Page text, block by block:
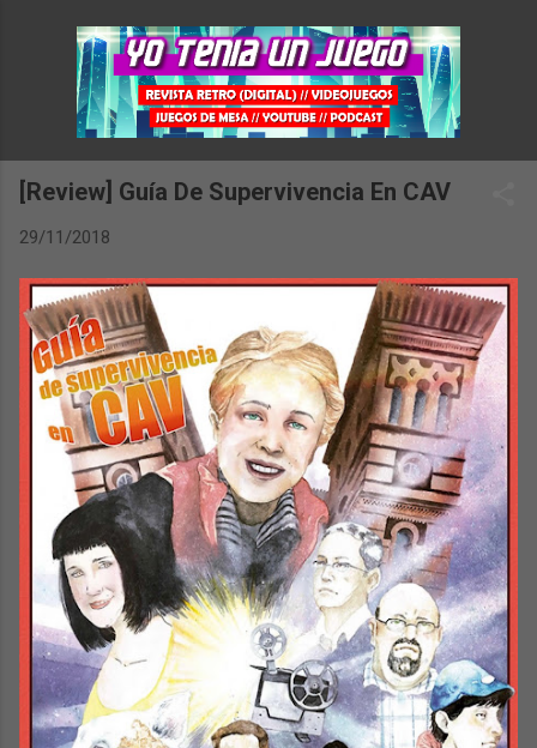
Ir al contenido principal
[Review] Guía De Supervivencia En CAV
29/11/2018